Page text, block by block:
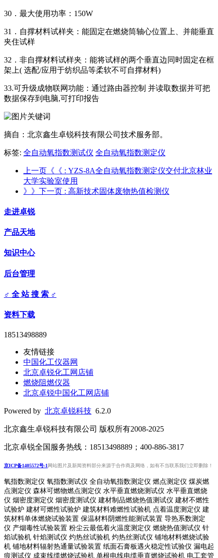
30．最大使用功率：150W
31．自撑材料试样夹：能固定在燃烧筒轴心位置上、并能垂直
夹住试样
32．非自撑材料试样夹：能将试样的两个垂直边同时固定在框
架上( 选配/应用于纺织品等柔软不可自撑材料)
33.可升级成物联网功能：通过路由器控制 并读取数据并可把
数据保存到电脑,可打印报告
摘自：北京鑫生卓锐科技有限公司技术服务部。
标签: 全自动氧指数测试仪 全自动氧指数测定仪
上一页《《 : YZS-8A全自动氧指数测定仪交付北京林业
大学实验室使用
》》下一页 : 高新技术固体废物热值检测仪
走进卓锐
产品天地
知识中心
后台管理
♂ 全 站 搜 索 ♂
资料下载
18513498889
友情链接
中国化工仪器网
北京卓锐化工网店铺
燃烧阻燃仪器
北京卓锐中国化工网店铺
Powered by 北京卓锐科技 6.2.0
北京鑫生卓锐科技有限公司 版权所有2008-2025
北京卓锐全国服务热线：18513498889；400-886-3817
京ICP备1405572号-1网站图片及新闻资料部分来源于合作商及网络，如有不当联系我们立即删除！
氧指数测定仪 氧指数测试仪 全自动氧指数测定仪 燃点测定仪 煤炭燃
点测定仪 森林可燃物燃点测定仪 水平垂直燃烧测试仪 水平垂直燃烧
仪 烟密度测定仪 烟密度测试仪 建材制品燃烧热值测试仪 建材不燃性
试验炉 建材可燃性试验炉 建筑材料难燃性试验机 点着温度测定仪 建
筑材料单体燃烧试验装置 保温材料阴燃性能测试装置 导热系数测定
仪 产烟毒性试验装置 粉尘云最低着火温度测定仪 燃烧热值测试仪 针
焰试验机 针焰测试仪 灼热丝试验机 灼热丝测试仪 铺地材料燃烧试验
机 铺地材料辐射热通量试验装置 纸面石膏板遇火稳定性试验仪 漏电起
痕测试仪 成束线缆燃烧试验机 单根电线电缆垂直燃烧试验机 电工套管